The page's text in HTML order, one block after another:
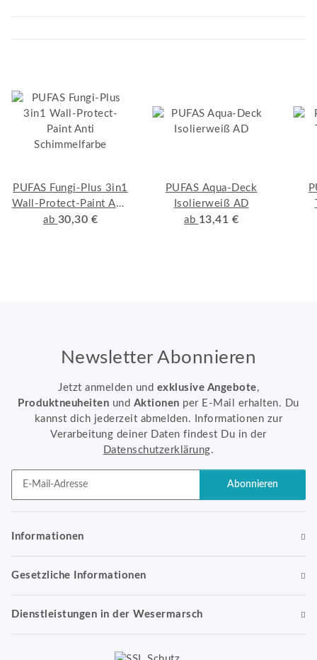
PUFAS Fungi-Plus 3in1
Wall-Protect-Paint Anti
Schimmelfarbe
ab 30,30 €
PUFAS Aqua-Deck
Isolierweiß AD
ab 13,41 €
Newsletter Abonnieren
Jetzt anmelden und exklusive Angebote,
Produktneuheiten und Aktionen per E-Mail erhalten. Du
kannst dich jederzeit abmelden. Informationen zur
Verarbeitung deiner Daten findest Du in der
Datenschutzerklärung.
Abonnieren
Informationen
Gesetzliche Informationen
Dienstleistungen in der Wesermarsch